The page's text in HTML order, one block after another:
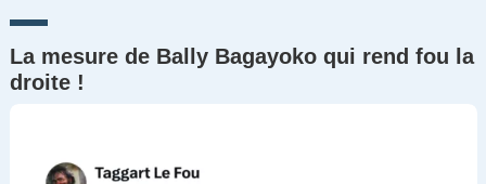
La mesure de Bally Bagayoko qui rend fou la
droite !